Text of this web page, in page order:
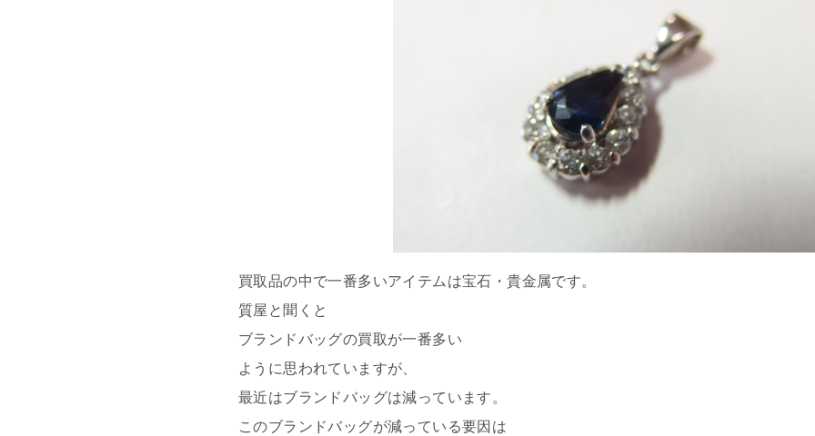
買取品の中で一番多いアイテムは宝石・貴金属です。
質屋と聞くと
ブランドバッグの買取が一番多い
ように思われていますが、
最近はブランドバッグは減っています。
このブランドバッグが減っている要因は